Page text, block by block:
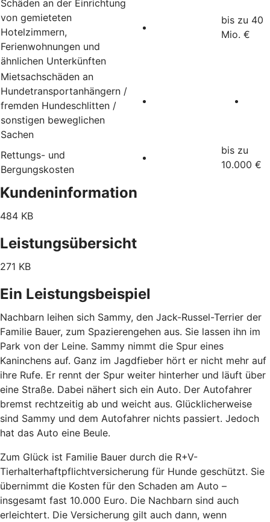
Schäden an der Einrichtung
von gemieteten
Hotelzimmern,
Ferienwohnungen und
ähnlichen Unterkünften
bis zu 40
Mio. €
Mietsachschäden an
Hundetransportanhängern /
fremden Hundeschlitten /
sonstigen beweglichen
Sachen
Rettungs- und
Bergungskosten
bis zu
10.000 €
Kundeninformation
484 KB
Leistungsübersicht
271 KB
Ein Leistungsbeispiel
Nachbarn leihen sich Sammy, den Jack-Russel-Terrier der
Familie Bauer, zum Spazierengehen aus. Sie lassen ihn im
Park von der Leine. Sammy nimmt die Spur eines
Kaninchens auf. Ganz im Jagdfieber hört er nicht mehr auf
ihre Rufe. Er rennt der Spur weiter hinterher und läuft über
eine Straße. Dabei nähert sich ein Auto. Der Autofahrer
bremst rechtzeitig ab und weicht aus. Glücklicherweise
sind Sammy und dem Autofahrer nichts passiert. Jedoch
hat das Auto eine Beule.
Zum Glück ist Familie Bauer durch die R+V-
Tierhalterhaftpflichtversicherung für Hunde geschützt. Sie
übernimmt die Kosten für den Schaden am Auto –
insgesamt fast 10.000 Euro. Die Nachbarn sind auch
erleichtert. Die Versicherung gilt auch dann, wenn